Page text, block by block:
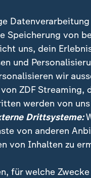
:
Nachrichten
Video 1:37
Datenverarbeitung
Speicherung von
uns, dein
und
wir
ZDF Streaming,
werden von
Drittsysteme:
von anderen
von Inhalten zu
für welche